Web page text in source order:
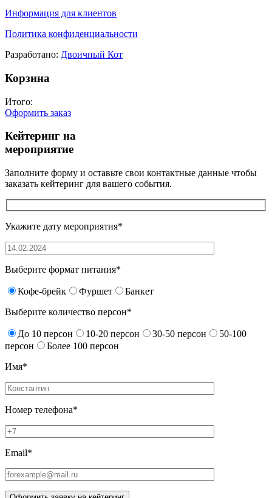
Информация для клиентов
Политика конфиденциальности
Разработано: Двоичный Кот
Корзина
Итого:
Оформить заказ
Кейтеринг на
мероприятие
Заполните форму и оставьте свои контактные данные чтобы
заказать кейтеринг для вашего события.
Укажите дату мероприятия*
Выберите формат питания*
Кофе-брейк Фуршет
Банкет
Выберите количество персон*
До 10 персон 10-20 персон 30-50 персон
50-100
персон
Более 100 персон
Имя*
Номер телефона*
Email*